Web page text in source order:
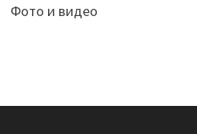
Фото и видео